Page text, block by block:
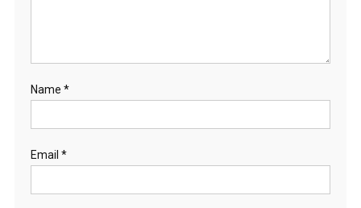
Name *
Email *